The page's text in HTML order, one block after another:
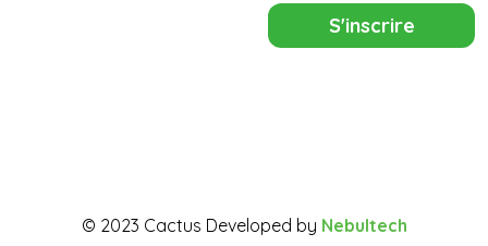
© 2023 Cactus Developed by Nebultech